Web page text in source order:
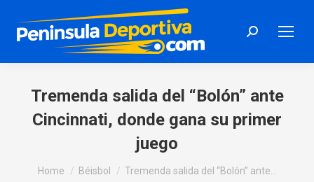
Search:
Tremenda salida del “Bolón” ante
Cincinnati, donde gana su primer
juego
You are here:
Home Béisbol Tremenda salida del “Bolón” ante…